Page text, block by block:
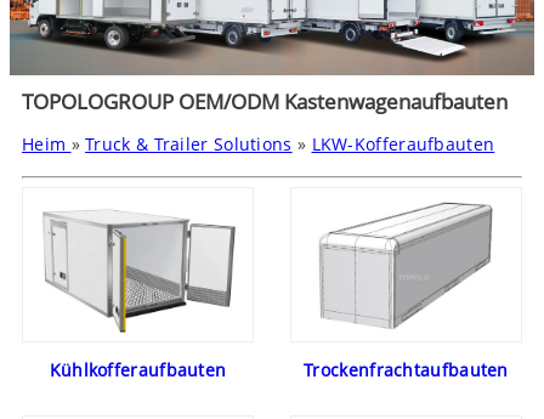
TOPOLOGROUP OEM/ODM Kastenwagenaufbauten
Heim »Truck & Trailer Solutions » LKW-Kofferaufbauten
Kühlkofferaufbauten Trockenfrachtaufbauten